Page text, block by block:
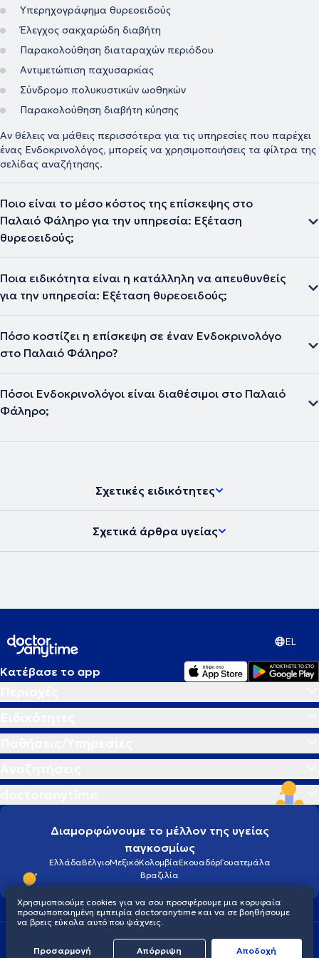
Υπερηχογράφημα θυρεοειδούς
Έλεγχος σακχαρώδη διαβήτη
Παρακολούθηση διαταραχών περιόδου
Αντιμετώπιση παχυσαρκίας
Σύνδρομο πολυκυστικών ωοθηκών
Παρακολούθηση διαβήτη κύησης
Αν θέλεις να μάθεις περισσότερα για τις υπηρεσίες που παρέχει
ένας Ενδοκρινολόγος, μπορείς να χρησιμοποιήσεις τα φίλτρα της
σελίδας αναζήτησης.
Ποιο είναι το μέσο κόστος της επίσκεψης στο
Παλαιό Φάληρο για την υπηρεσία: Εξέταση
θυρεοειδούς;
Ποια ειδικότητα είναι η κατάλληλη να απευθυνθείς
για την υπηρεσία: Εξέταση θυρεοειδούς;
Πόσο κοστίζει η επίσκεψη σε έναν Ενδοκρινολόγο
στο Παλαιό Φάληρο?
Πόσοι Ενδοκρινολόγοι είναι διαθέσιμοι στο Παλαιό
Φάληρο;
Σχετικές ειδικότητες
Σχετικά άρθρα υγείας
EL
Κατέβασε το app
Διαμορφώνουμε το μέλλον της υγείας
παγκοσμίως
ΕλλάδαΒέλγιοΜεξικόΚολομβίαΕκουαδόρΓουατεμάλα
Βραζιλία
Πολιτική προστασίας προσωπικού απορρήτου
© 2026 doctoranytime
Χρησιμοποιούμε cookies για να σου προσφέρουμε μια κορυφαία
προσωποποιημένη εμπειρία doctoranytime και να σε βοηθήσουμε
να βρεις εύκολα αυτό που ψάχνεις.
Προσαρμογή Απόρριψη Aποδοχή